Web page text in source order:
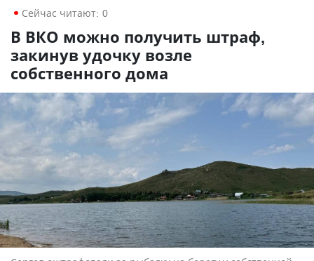
Сейчас читают: 0
В ВКО можно получить штраф,
закинув удочку возле
собственного дома